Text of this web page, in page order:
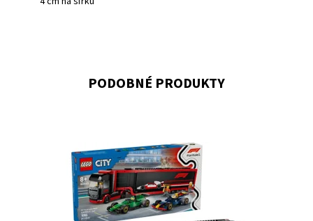
PODOBNÉ PRODUKTY
Vydejte se na napínavá dobrodružství s obřím
kamionemF1®! Prohlédněte si úžasný nízký přívěs s
místností se simulátorem F1 a prostorem pro dvě vozidla
s plně otevíratelnými bočními panely. Zvedněte zadní
poklop a vysuňte rampy, abyste mohli naložit závodní...